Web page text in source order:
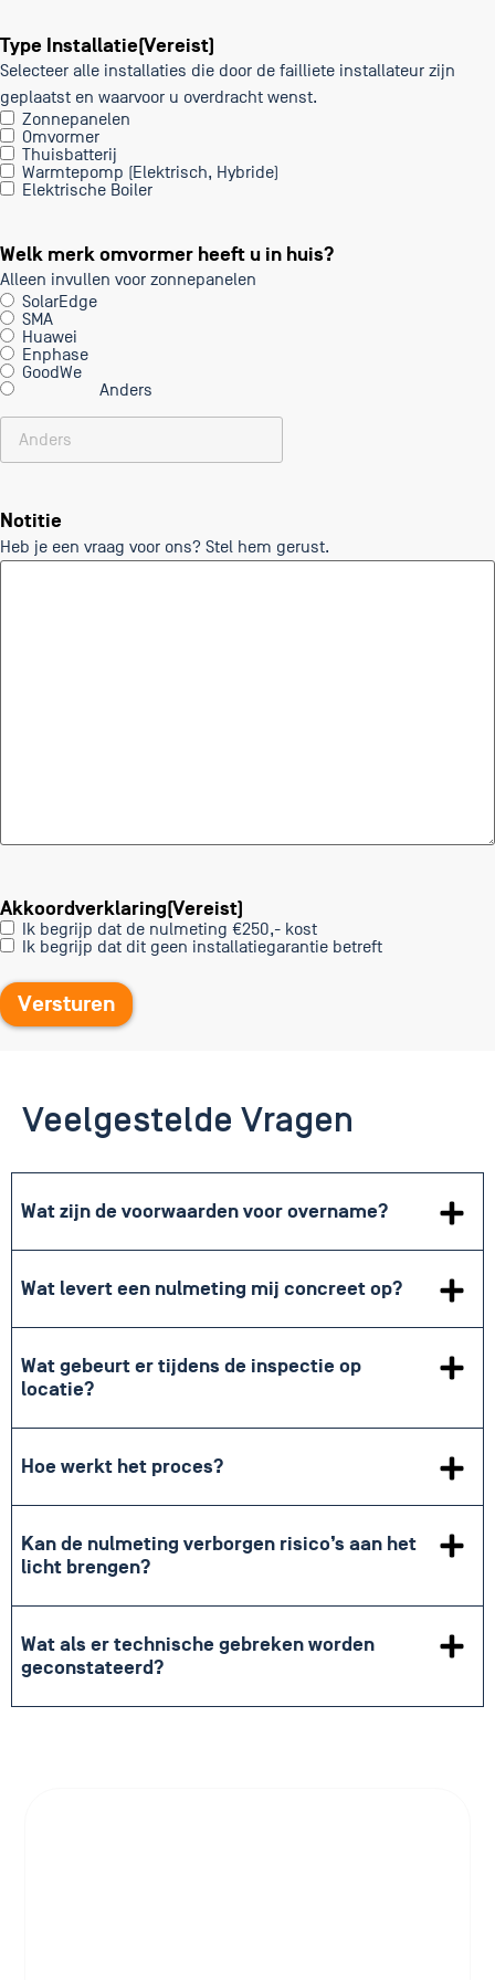
Type Installatie(Vereist)
Selecteer alle installaties die door de failliete installateur zijn
geplaatst en waarvoor u overdracht wenst.
Zonnepanelen
Omvormer
Thuisbatterij
Warmtepomp (Elektrisch, Hybride)
Elektrische Boiler
Welk merk omvormer heeft u in huis?
Alleen invullen voor zonnepanelen
SolarEdge
SMA
Huawei
Enphase
GoodWe
Anders
Notitie
Heb je een vraag voor ons? Stel hem gerust.
Akkoordverklaring(Vereist)
Ik begrijp dat de nulmeting €250,- kost
Ik begrijp dat dit geen installatiegarantie betreft
Veelgestelde Vragen
Wat zijn de voorwaarden voor overname?
Wat levert een nulmeting mij concreet op?
Wat gebeurt er tijdens de inspectie op
locatie?
Hoe werkt het proces?
Kan de nulmeting verborgen risico’s aan het
licht brengen?
Wat als er technische gebreken worden
geconstateerd?